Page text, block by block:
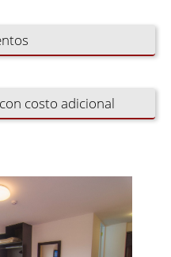
costo adicional